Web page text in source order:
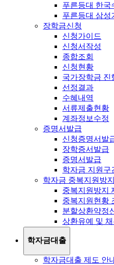
푸른등대 한국
푸른등대 삼성
장학금신청
신청가이드
신청서작성
종합조회
신청현황
국가장학금 진
선정결과
수혜내역
서류제출현황
계좌정보수정
증명서발급
신청증명서발
장학증서발급
증명서발급
학자금 지원구
학자금 중복지원방지
중복지원방지
중복지원현황
분할상환약정
상환유예 및
학자금대출
학자금대출 제도 안